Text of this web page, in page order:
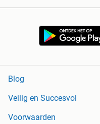
Blog
Veilig en Succesvol
Voorwaarden